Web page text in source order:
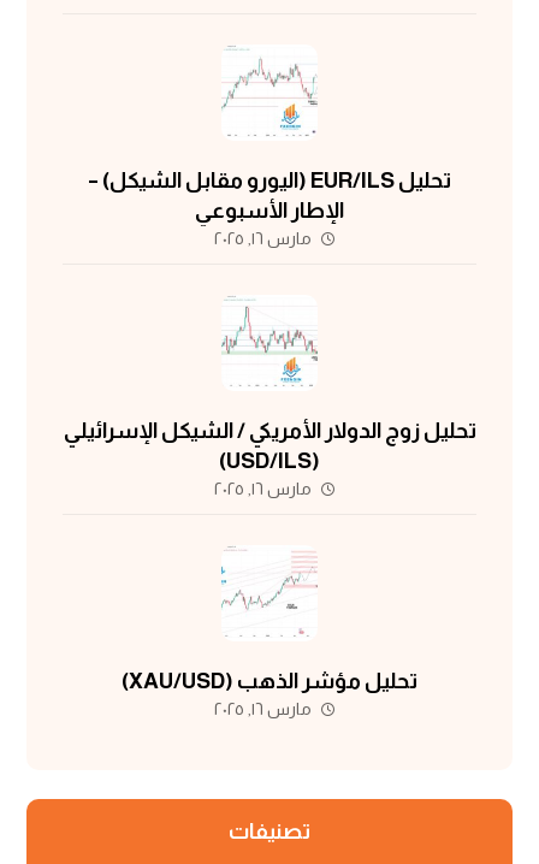
تحليل EUR/ILS (اليورو مقابل الشيكل) –
الإطار الأسبوعي
مارس ١٦, ٢٠٢٥
تحليل زوج الدولار الأمريكي / الشيكل الإسرائيلي
(USD/ILS)
مارس ١٦, ٢٠٢٥
تحليل مؤشر الذهب (XAU/USD)
مارس ١٦, ٢٠٢٥
تصنيفات